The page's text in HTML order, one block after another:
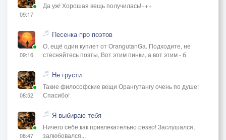
09:17
Да уж! Хорошая вещь получилась!+++
09:16
Песенка про поэтов
О, ещё один куплет от OrangutanGа. Подходите, не
стесняйтесь поэты, Вот этим пинки, а вот этим - б
08:52
Не грусти
Такие философские вещи Орангутангу очень по душе!
Спасибо!
08:47
Я выбираю тебя
Ничего себе как привлекательно резво! Заслушался,
залюбовался...